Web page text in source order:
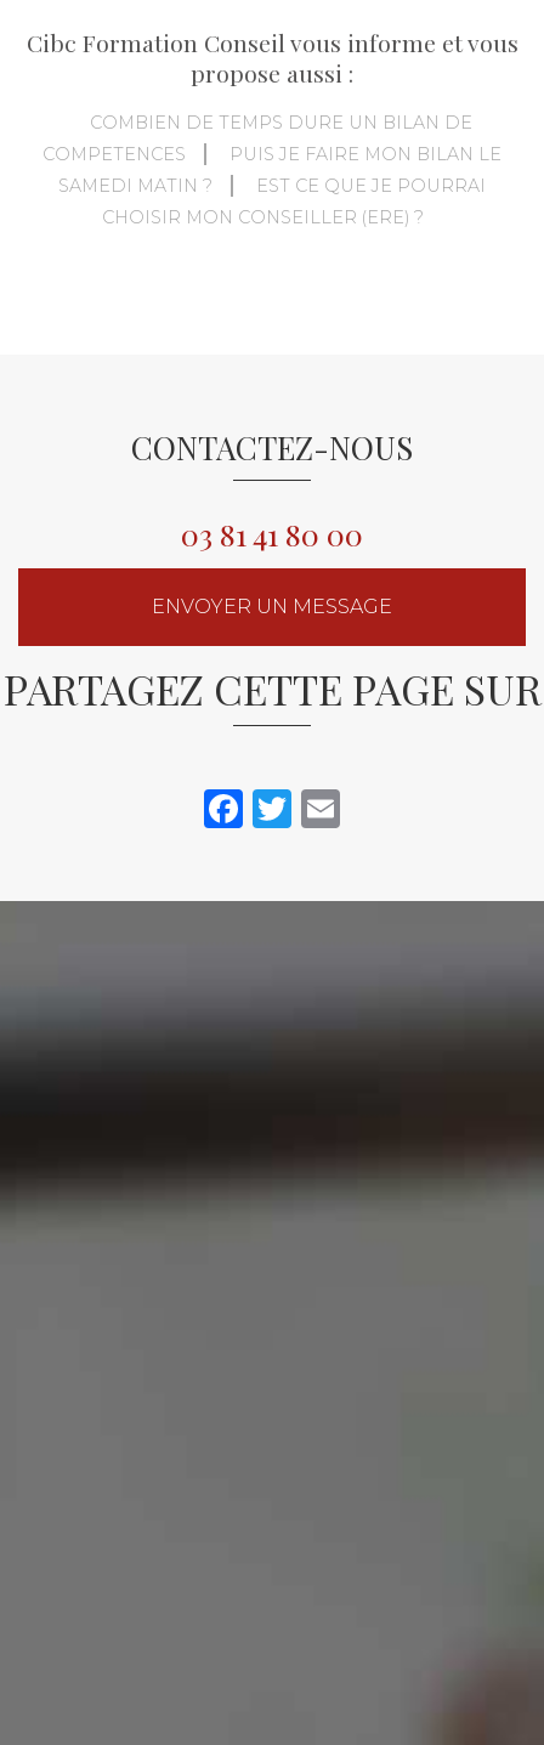
Cibc Formation Conseil vous informe et vous
propose aussi :
COMBIEN DE TEMPS DURE UN BILAN DE
COMPETENCES
PUIS JE FAIRE MON BILAN LE
SAMEDI MATIN ?
EST CE QUE JE POURRAI
CHOISIR MON CONSEILLER (ERE) ?
CONTACTEZ-NOUS
03 81 41 80 00
ENVOYER UN MESSAGE
PARTAGEZ CETTE PAGE SUR
Facebook
Twitter